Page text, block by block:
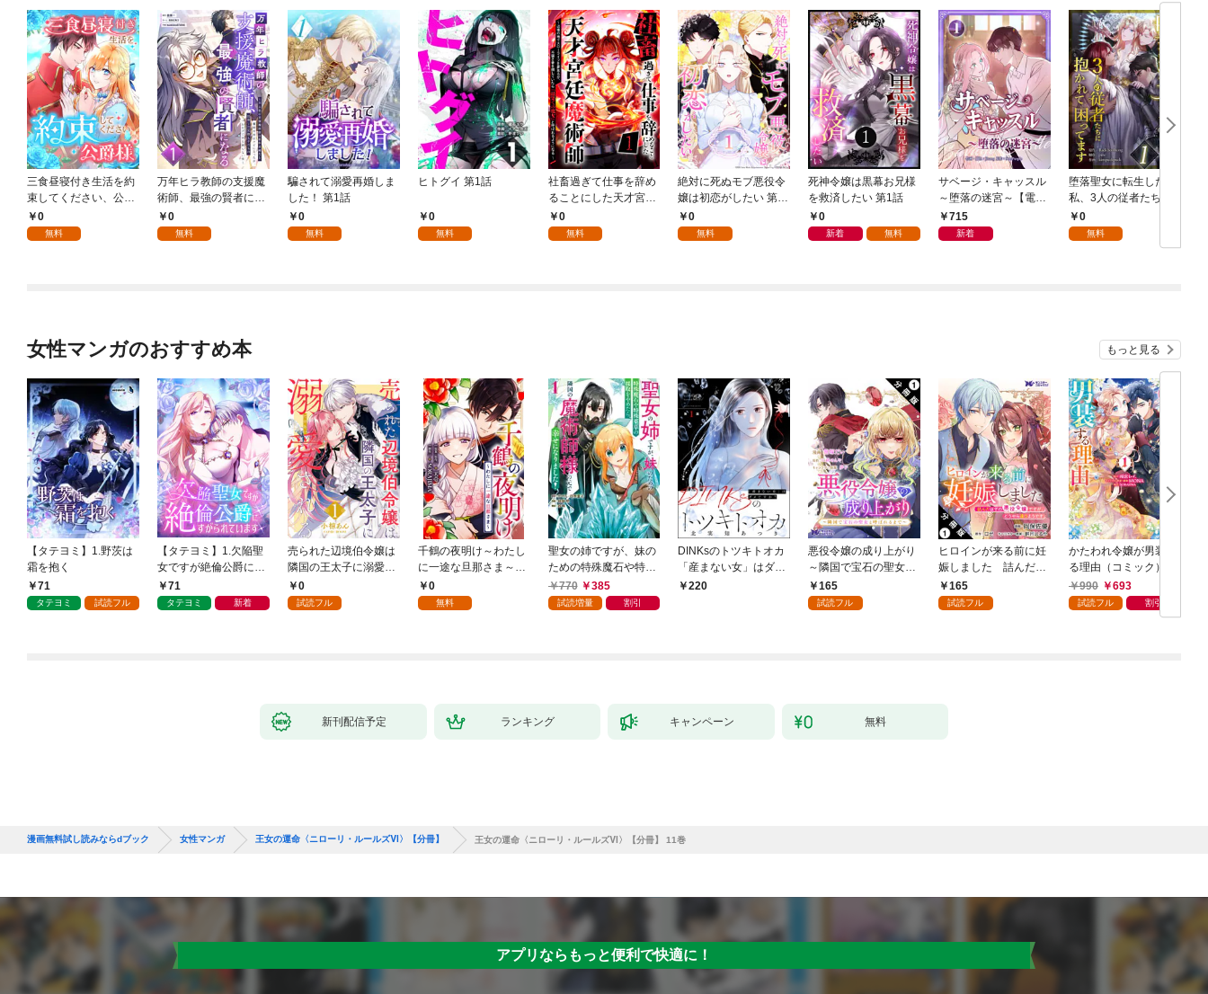
三食昼寝付き生活を約
束してください、公爵
様 1話
0
無料
万年ヒラ教師の支援魔
術師、最強の賢者にな
る～不人気の支援魔術
師は給料泥棒だと魔術
0
無料
騙されて溺愛再婚しま
した！ 第1話
0
無料
ヒトグイ 第1話
0
無料
社畜過ぎて仕事を辞め
ることにした天才宮廷
魔術師～辺境の地でス
ローライフを夢見る
0
無料
絶対に死ぬモブ悪役令
嬢は初恋がしたい 第1
話0
無料
死神令嬢は黒幕お兄様
を救済したい 第1話
0
新着 無料
サベージ・キャッスル
～堕落の迷宮～【電子
単行本版】 第1巻
715
新着
堕落聖女に転生した
私、3人の従者たちに
抱かれて困ってます 第
1話
0
無料
女性マンガのおすすめ本 もっと見る
【タテヨミ】1.野茨は
霜を抱く
71
タテヨミ 試読フル
【タテヨミ】1.欠陥聖
女ですが絶倫公爵にす
がられています
71
タテヨミ 新着
売られた辺境伯令嬢は
隣国の王太子に溺愛さ
れる 1
0
試読フル
千鶴の夜明け～わたし
に一途な旦那さま～
【分冊版】 1話「北条
家の生贄（１）」
0
無料
聖女の姉ですが、妹の
ための特殊魔石や特殊
薬草の採取をやめた
ら、隣国の魔術師様の
770 385
試読増量 割引
DINKsのトツキトオカ
「産まない女」はダメ
ですか？（分冊版）
220
悪役令嬢の成り上がり
～隣国で宝石の聖女と
呼ばれるまで～（コミ
ック） 分冊版 1
165
試読フル
ヒロインが来る前に妊
娠しました 詰んだは
ずの悪役令嬢ですが、
どうやら違うようです
165
試読フル
かたわれ令嬢が男装す
る理由（コミック） 1
990
693
試読フル 割引
新刊配信予定 ランキング キャンペーン 無料
漫画無料試し読みならdブック 女性マンガ 王女の運命〈ニローリ・ルールズⅥ〉【分冊】 王女の運命〈ニローリ・ルールズⅥ〉【分冊】 11巻
アプリならもっと便利で快適に！